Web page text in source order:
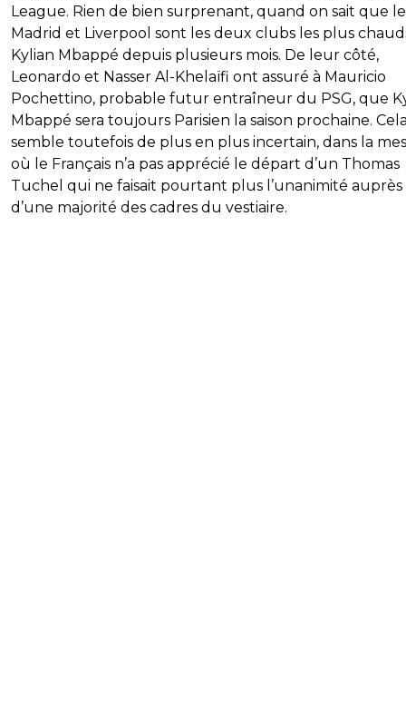
League. Rien de bien surprenant, quand on sait que
Madrid et Liverpool sont les deux clubs les plus
Kylian Mbappé depuis plusieurs mois. De leur côté,
Leonardo et Nasser Al-Khelaïfi ont assuré à Mauricio
Pochettino, probable futur entraîneur du PSG, que
Mbappé sera toujours Parisien la saison prochaine.
semble toutefois de plus en plus incertain, dans la
où le Français n’a pas apprécié le départ d’un Thomas
Tuchel qui ne faisait pourtant plus l’unanimité auprès
d’une majorité des cadres du vestiaire.